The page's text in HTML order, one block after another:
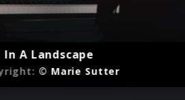
In A Landscape
© Marie Sutter